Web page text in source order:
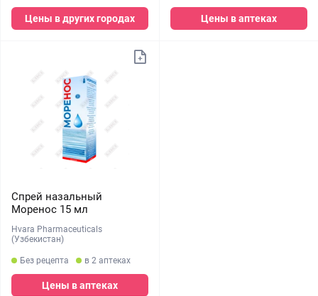
Цены в других городах Цены в аптеках
Спрей назальный
Моренос 15 мл
Hvara Pharmaceuticals
(Узбекистан)
Без рецепта в 2 аптеках
Цены в аптеках